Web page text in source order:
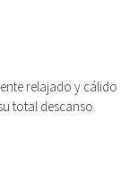
relajado y cálido
total descanso.